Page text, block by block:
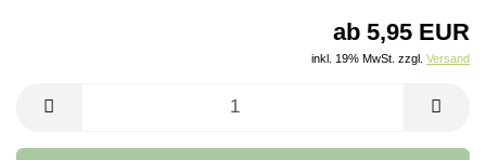
ab 5,95 EUR
inkl. 19% MwSt. zzgl. Versand